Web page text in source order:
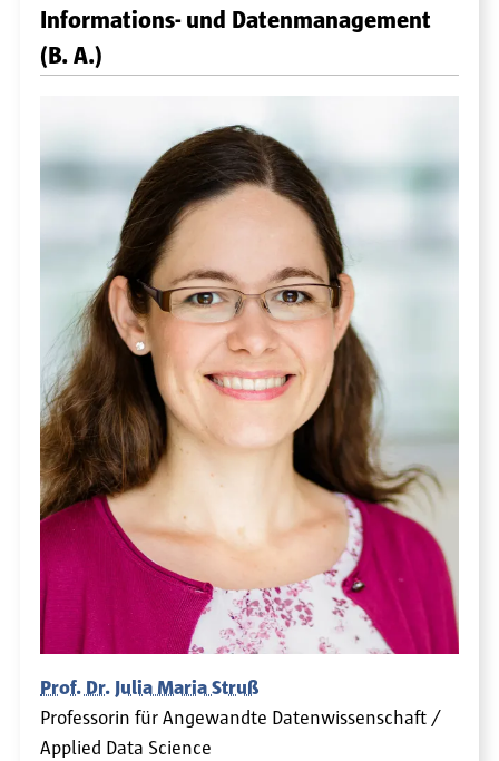
Informations- und Datenmanagement
(B. A.)
Prof. Dr. Julia Maria Struß
Professorin für Angewandte Datenwissenschaft /
Applied Data Science